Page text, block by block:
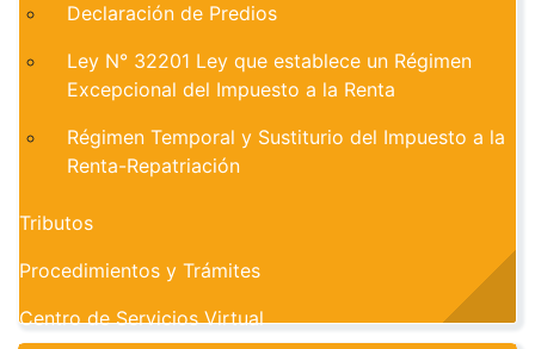
Declaración de Predios
Ley N° 32201 Ley que establece un Régimen
Excepcional del Impuesto a la Renta
Régimen Temporal y Sustiturio del Impuesto a la
Renta-Repatriación
Tributos
Procedimientos y Trámites
Centro de Servicios Virtual